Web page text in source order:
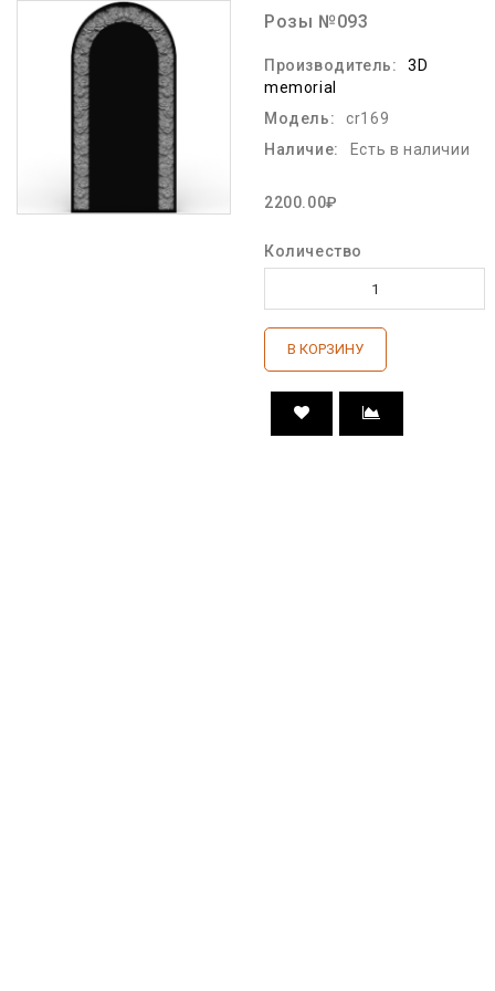
Розы №093
Производитель:
3D
memorial
Модель:
cr169
Наличие:
Есть в наличии
2200.00₽
Количество
В КОРЗИНУ